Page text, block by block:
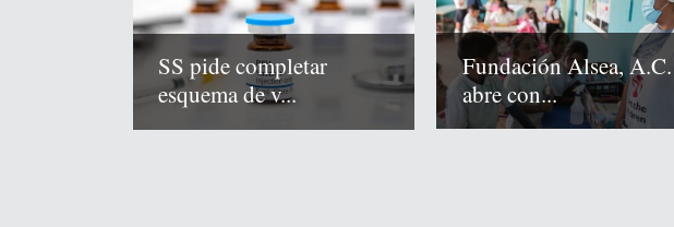
SS pide completar
esquema de v...
Fundación Alsea, A.C.
abre con...